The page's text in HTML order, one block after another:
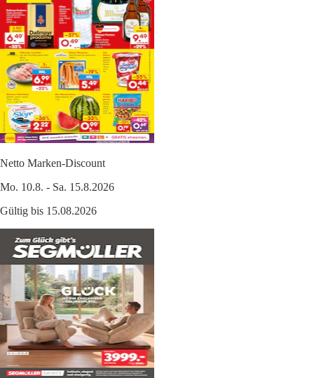
Netto Marken-Discount
Mo. 10.8. - Sa. 15.8.2026
Gültig bis 15.08.2026